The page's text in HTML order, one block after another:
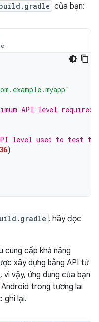
build.gradle của bạn:
API level required
level used to test
36)
, hãy đọc
cung cấp khả năng
xây dựng bằng API từ
vậy, ứng dụng của bạn
trong tương lai
ghi lại.